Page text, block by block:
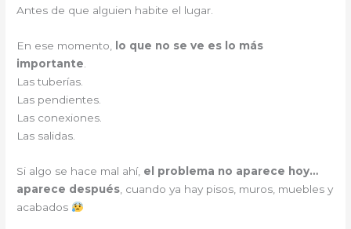
Antes de que alguien habite el lugar.
En ese momento,
lo que no se ve es lo más
importante
Las tuberías.
Las pendientes.
Las conexiones.
Las salidas.
Si algo se hace mal ahí, el problema no aparece hoy…
aparece después , cuando ya hay pisos, muros, muebles y
acabados